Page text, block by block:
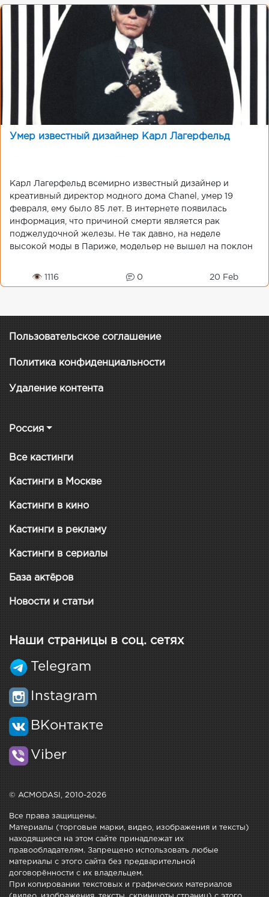
Умер известный дизайнер Карл Лагерфельд
Карл Лагерфельд всемирно известный дизайнер и
креативный директор модного дома Chanel, умер 19
февраля, ему было 85 лет. В интернете появилась
информация, что причиной смерти является рак
поджелудочной железы. Не так давно, на неделе
высокой моды в Париже, модельер не вышел на поклон
👁 1116 0 20 Feb
Пользовательское соглашение
Политика конфиденциальности
Удаление контента
Россия
Все кастинги
Кастинги в Москве
Кастинги в кино
Кастинги в рекламу
Кастинги в сериалы
База актёров
Новости и статьи
Наши страницы в соц. сетях
Telegram
Instagram
ВКонтакте
Viber
© ACMODASI, 2010-2026
Все права защищены.
Материалы (торговые марки, видео, изображения и тексты)
находящиеся на этом сайте принадлежат их
правообладателям. Запрещено использовать любые
материалы с этого сайта без предварительной
договорённости с их владельцем.
При копировании текстовых и графических материалов